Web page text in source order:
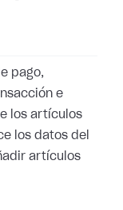
pago,
e
los artículos
los datos del
artículos